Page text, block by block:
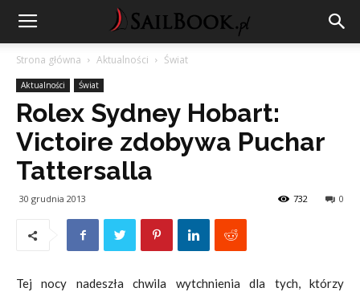
Strona główna Aktualności Świat
Aktualności Świat
Rolex Sydney Hobart:
Victoire zdobywa Puchar
Tattersalla
30 grudnia 2013 0
732
Tej nocy nadeszła chwila wytchnienia dla tych, którzy